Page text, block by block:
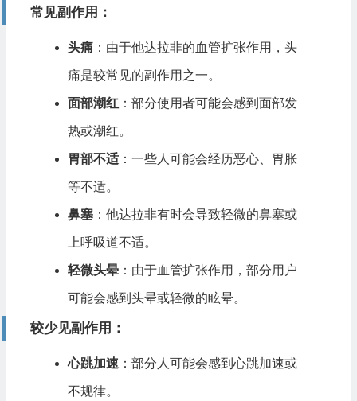
常见副作用 ：
头痛：由于他达拉非的血管扩张作用，头
痛是较常见的副作用之一。
面部潮红：部分使用者可能会感到面部发
热或潮红。
胃部不适：一些人可能会经历恶心、胃胀
等不适。
鼻塞：他达拉非有时会导致轻微的鼻塞或
上呼吸道不适。
轻微头晕：由于血管扩张作用，部分用户
可能会感到头晕或轻微的眩晕。
较少见副作用 ：
心跳加速 ：部分人可能会感到心跳加速或
不规律。